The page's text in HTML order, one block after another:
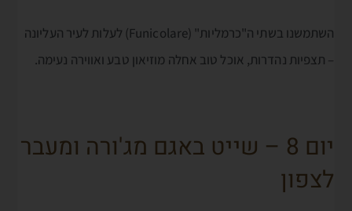
השתמשנו בשתי ה"כרמליות" (Funicolare) לעלות לעיר העליונה
– תצפיות נהדרות, אוכל טוב אחלה מוזיאון טבע ואווירה נעימה.
יום 8 – שייט באגם מג'ורה ומעבר
לצפון